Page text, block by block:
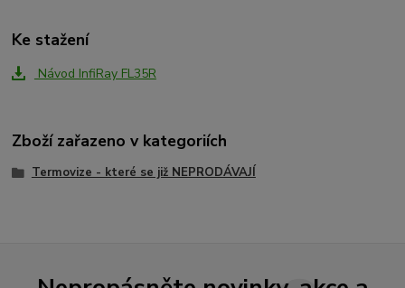
Ke stažení
Návod InfiRay FL35R
Zboží zařazeno v kategoriích
Termovize - které se již NEPRODÁVAJÍ